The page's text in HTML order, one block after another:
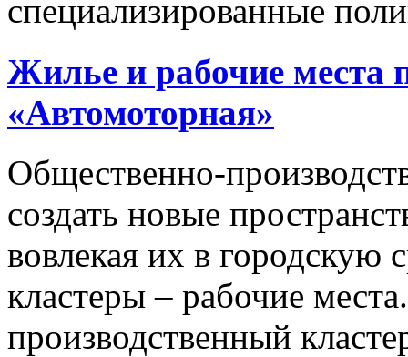
специализированные
Жилье и рабочие места
«Автомоторная»
Общественно-
создать новые
вовлекая их в городскую
кластеры – рабочие
производственный